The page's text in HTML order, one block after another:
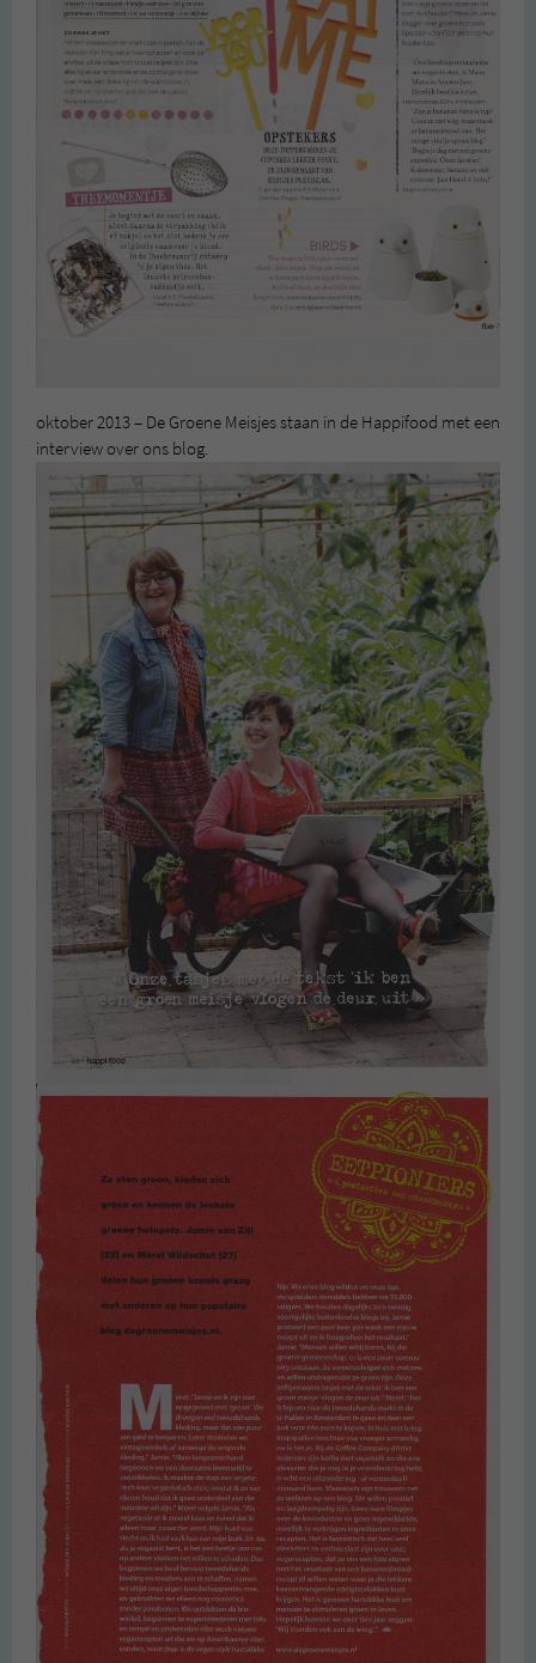
oktober 2013 – De Groene Meisjes staan in de Happifood met een
interview over ons blog.